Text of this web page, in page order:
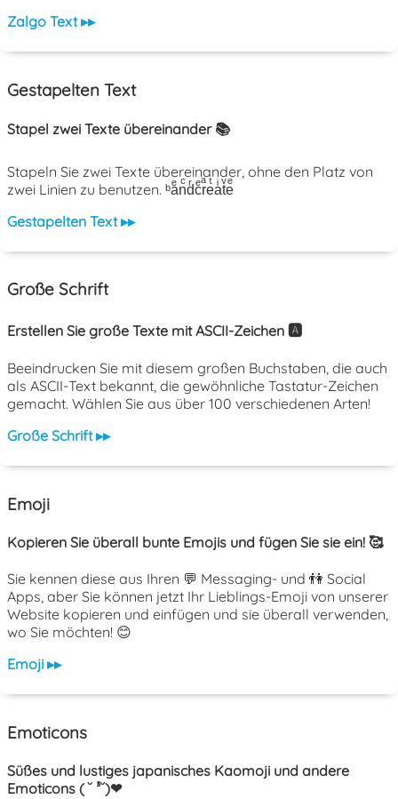
Zalgo Text ▸▸
Gestapelten Text
Stapel zwei Texte übereinander 📚
Stapeln Sie zwei Texte übereinander, ohne den Platz von
zwei Linien zu benutzen. ᵇaͤnͨdͬcͤrͣeͭaͥtͮeͤ
Gestapelten Text ▸▸
Große Schrift
Erstellen Sie große Texte mit ASCII-Zeichen 🅰️
Beeindrucken Sie mit diesem großen Buchstaben, die auch
als ASCII-Text bekannt, die gewöhnliche Tastatur-Zeichen
gemacht. Wählen Sie aus über 100 verschiedenen Arten!
Große Schrift ▸▸
Emoji
Kopieren Sie überall bunte Emojis und fügen Sie sie ein! 🥰
Sie kennen diese aus Ihren 💬 Messaging- und 👫 Social
Apps, aber Sie können jetzt Ihr Lieblings-Emoji von unserer
Website kopieren und einfügen und sie überall verwenden,
wo Sie möchten! 😊
Emoji ▸▸
Emoticons
Süßes und lustiges japanisches Kaomoji und andere
Emoticons ( ˘ ³˘)❤